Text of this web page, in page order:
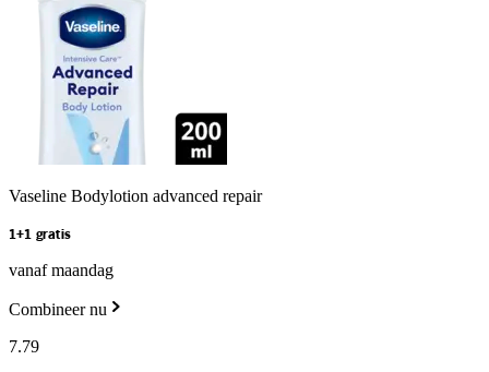
Vaseline Bodylotion advanced repair
1+1 gratis
vanaf maandag
Combineer nu
7.79